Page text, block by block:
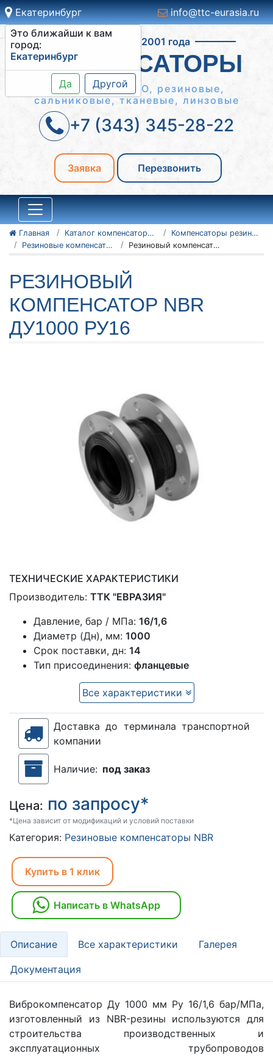
Екатеринбург
Это ближайши к вам
город:
Екатеринбург
Да Другой
info@ttc-eurasia.ru
Работаем с 2001 года
КОМПЕНСАТОРЫ
Сильфонные КСО, резиновые,
сальниковые, тканевые, линзовые
+7 (343) 345-28-22
Заявка Перезвонить
Главная Каталог компенсаторов
Компенсаторы резиновые антивибрационные
Резиновые компенсаторы NBR
Резиновый компенсатор NBR Ду1000 Ру16
РЕЗИНОВЫЙ
КОМПЕНСАТОР NBR
ДУ1000 РУ16
ТЕХНИЧЕСКИЕ ХАРАКТЕРИСТИКИ
Производитель: ТТК "ЕВРАЗИЯ"
Давление, бар / МПа: 16/1,6
Диаметр (Дн), мм: 1000
Срок поставки, дн: 14
Тип присоединения: фланцевые
Все характеристики
Доставка до терминала транспортной
компании
Наличие: под заказ
Цена: по запросу*
*Цена зависит от модификаций и условий поставки
Категория: Резиновые компенсаторы NBR
Купить в 1 клик
Написать в WhatsApp
Описание Все характеристики Галерея
Документация
Виброкомпенсатор Ду 1000 мм Ру 16/1,6 бар/МПа,
изготовленный из NBR-резины используются для
строительства производственных и
эксплуатационных трубопроводов